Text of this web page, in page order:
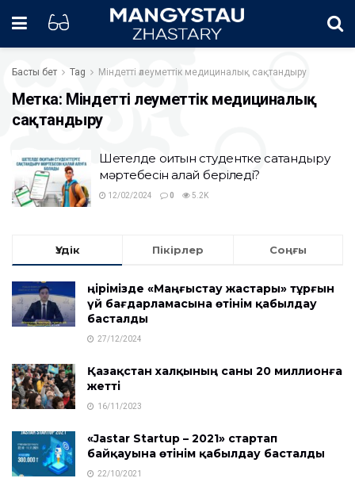
Басты бет Tag Міндетті әлеуметтік медициналық сақтандыру
Метка: Міндетті әлеуметтік медициналық
сақтандыру
Шетелде оқитын студентке сақтандыру
мәртебесін қалай беріледі?
12/02/2024 0 5.2K
Үздік Пікірлер Соңғы
Өңірімізде «Маңғыстау жастары» тұрғын
үй бағдарламасына өтінім қабылдау
басталды
27/12/2024
Қазақстан халқының саны 20 миллионға
жетті
16/11/2023
«Jastar Startup – 2021» стартап
байқауына өтінім қабылдау басталды
22/10/2021